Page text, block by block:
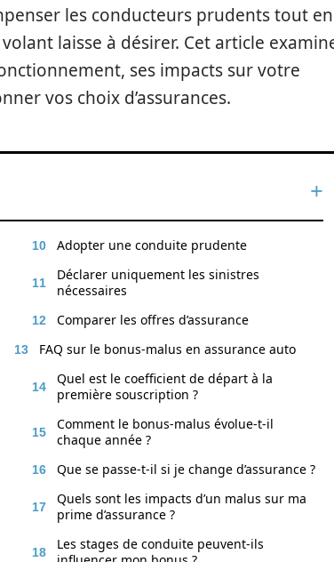
les conducteurs prudents tout en
laisse à désirer. Cet article
ses impacts sur votre
vos choix d’assurances.
Adopter une conduite prudente
Déclarer uniquement les sinistres
nécessaires
Comparer les offres d’assurance
FAQ sur le bonus-malus en assurance auto
Quel est le coefficient de départ à la
première souscription ?
Comment le bonus-malus évolue-t-il
chaque année ?
Que se passe-t-il si je change d’assurance ?
Quels sont les impacts d’un malus sur ma
prime d’assurance ?
Les stages de conduite peuvent-ils